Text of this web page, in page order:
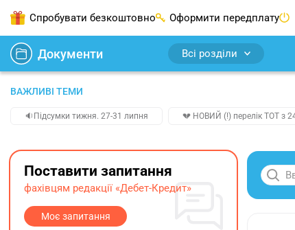
Спробувати безкоштовно Оформити передплату
Документи Всі розділи
ВАЖЛИВІ ТЕМИ
🔉Підсумки тижня. 27-31 липня 💔 НОВИЙ (!) перелік ТОТ з
Поставити запитання
фахівцям редакції «Дебет-Кредит»
Моє запитання